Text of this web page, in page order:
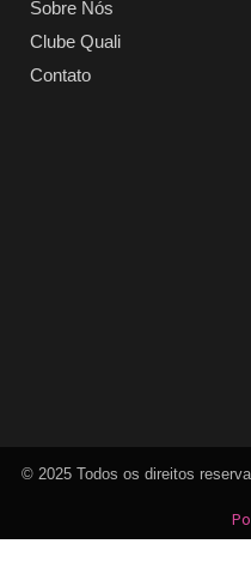
Sobre Nós
Clube Quali
Contato
© 2025 Todos os direitos